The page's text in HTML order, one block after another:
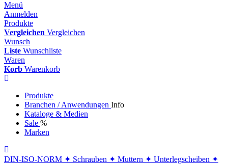
Menü
Anmelden
Produkte
Vergleichen Vergleichen
Wunsch
Liste Wunschliste
Waren
Korb Warenkorb
Produkte
Branchen / Anwendungen Info
Kataloge & Medien
Sale %
Marken
DIN-ISO-NORM ✦ Schrauben ✦ Muttern ✦ Unterlegscheiben ✦